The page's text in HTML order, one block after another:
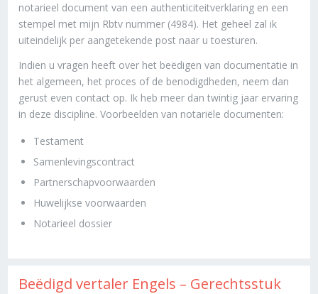
notarieel document van een authenticiteitverklaring en een
stempel met mijn Rbtv nummer (4984). Het geheel zal ik
uiteindelijk per aangetekende post naar u toesturen.
Indien u vragen heeft over het beëdigen van documentatie in
het algemeen, het proces of de benodigdheden, neem dan
gerust even contact op. Ik heb meer dan twintig jaar ervaring
in deze discipline. Voorbeelden van notariële documenten:
Testament
Samenlevingscontract
Partnerschapvoorwaarden
Huwelijkse voorwaarden
Notarieel dossier
Beëdigd vertaler Engels – Gerechtsstuk